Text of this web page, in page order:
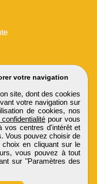
votre navigation
site, dont des cookies
votre navigation sur
de cookies, nos
pour vous
vos centres d'intérêt et
Vous pouvez choisir de
en cliquant sur le
vous pouvez à tout
sur "Paramètres des